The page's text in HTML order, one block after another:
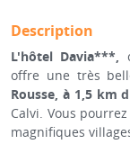
Description
L'hôtel Davia***,
offre une très
Rousse, à 1,5 km
Calvi. Vous
magnifiques